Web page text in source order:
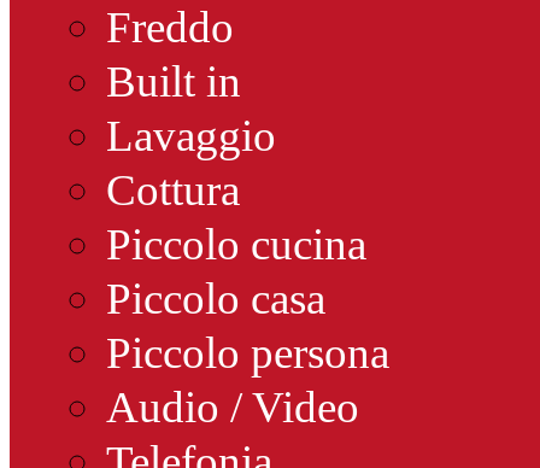
Freddo
Built in
Lavaggio
Cottura
Piccolo cucina
Piccolo casa
Piccolo persona
Audio / Video